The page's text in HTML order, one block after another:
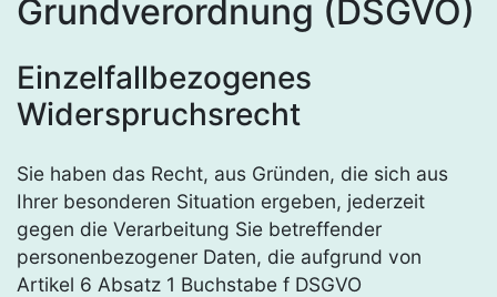
Grundverordnung (DSGVO)
Einzelfallbezogenes
Widerspruchsrecht
Sie haben das Recht, aus Gründen, die sich aus
Ihrer besonderen Situation ergeben, jederzeit
gegen die Verarbeitung Sie betreffender
personenbezogener Daten, die aufgrund von
Artikel 6 Absatz 1 Buchstabe f DSGVO